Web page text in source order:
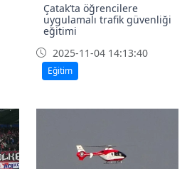
Çatak’ta öğrencilere
uygulamalı trafik güvenliği
eğitimi
2025-11-04 14:13:40
Eğitim